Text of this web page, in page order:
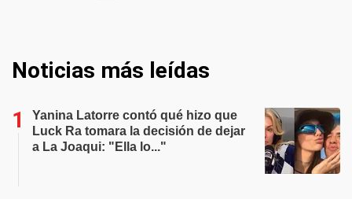
Noticias más leídas
Yanina Latorre contó qué hizo que
Luck Ra tomara la decisión de dejar
a La Joaqui: "Ella lo..."